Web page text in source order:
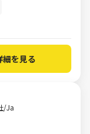
細を見る
/Ja